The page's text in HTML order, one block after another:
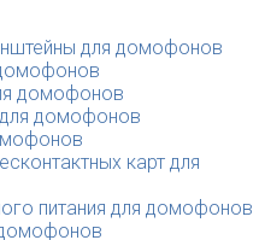
для домофонов
домофонов
домофонов
карт для
питания для домофонов